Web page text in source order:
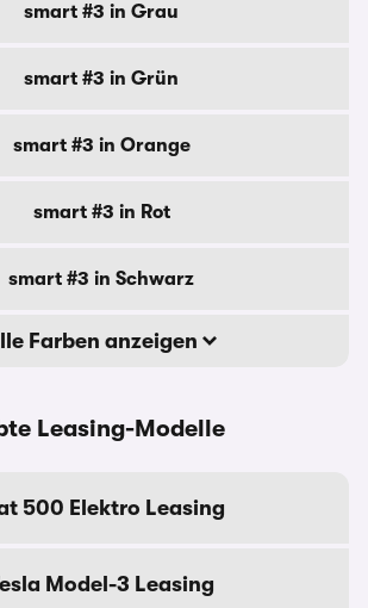
smart #3 in Grau
smart #3 in Grün
smart #3 in Orange
smart #3 in Rot
smart #3 in Schwarz
Farben anzeigen
Leasing-Modelle
500 Elektro Leasing
Model-3 Leasing